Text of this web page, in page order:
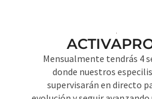
Mensualmente tendrás 4
donde nuestros
supervisarán en directo